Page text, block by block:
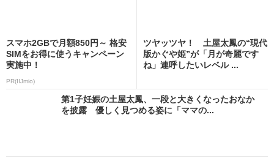
スマホ2GBで月額850円～ 格安
SIMをお得に使うキャンペーン
実施中！
PR(IIJmio)
ツヤッツヤ！ 土屋太鳳の“現代
版かぐや姫”が「月が奇麗です
ね」連呼したいレベル ...
第1子妊娠の土屋太鳳、一段と大きくなったおなか
を披露 優しく見つめる姿に「ママの...